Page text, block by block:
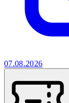
07.08.2026